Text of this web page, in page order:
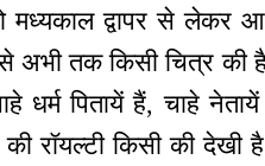
द्वापर से लेकर
से अभी तक किसी चित्र
धर्म पितायें हैं, चाहे
रॉयल्टी किसी की